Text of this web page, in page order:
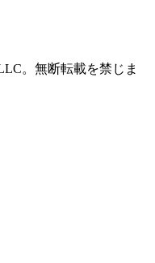
。無断転載を禁じま